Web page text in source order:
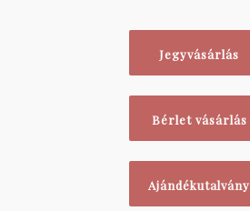
Jegyvásárlás
Bérlet vásárlás
Ajándékutalvány